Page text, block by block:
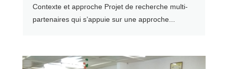
Contexte et approche Projet de recherche multi-
partenaires qui s’appuie sur une approche...